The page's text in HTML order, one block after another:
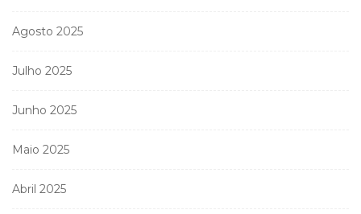
Agosto 2025
Julho 2025
Junho 2025
Maio 2025
Abril 2025